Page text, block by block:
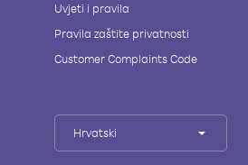
Uvjeti i pravila
Pravila zaštite privatnosti
Customer Complaints Code
Hrvatski